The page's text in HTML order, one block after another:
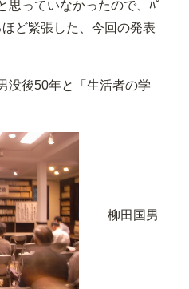
思っていなかったので、ﾊﾟ
ど緊張した、今回の発表
没後50年と「生活者の学
柳田国男